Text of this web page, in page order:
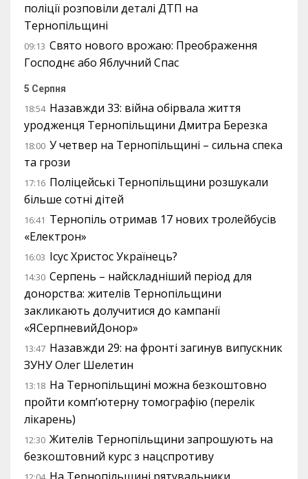
поліції розповіли деталі ДТП на
Тернопільщині
09:13 Свято нового врожаю: Преображення
Господнє або Яблучний Спас
5 Серпня
18:54 Назавжди 33: війна обірвала життя
уродженця Тернопільщини Дмитра Березка
18:00 У четвер на Тернопільщині – сильна спека
та грози
17:16 Поліцейські Тернопільщини розшукали
більше сотні дітей
16:41 Тернопіль отримав 17 нових тролейбусів
«Електрон»
16:03 Ісус Христос Українець?
14:30 Серпень – найскладніший період для
донорства: жителів Тернопільщини
закликають долучитися до кампанії
«ЯСерпневийДонор»
13:47 Назавжди 29: на фронті загинув випускник
ЗУНУ Олег Шелетин
13:18 На Тернопільщині можна безкоштовно
пройти комп’ютерну томографію (перелік
лікарень)
12:30 Жителів Тернопільщини запрошують на
безкоштовний курс з нацспротиву